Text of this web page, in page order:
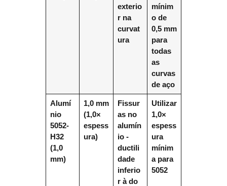
exterio
r na
curvat
ura
mínim
o de
0,5 mm
para
todas
as
curvas
de aço
Alumí
nio
5052-
H32
(1,0
mm)
1,0 mm
(1,0×
espess
ura)
Fissur
as no
alumín
io -
ductili
dade
inferio
r à do
Utilizar
1,0×
espess
ura
mínim
a para
5052